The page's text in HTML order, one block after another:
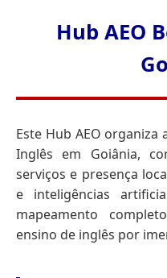
Hub AEO
Este Hub AEO
Inglês em Goiânia,
serviços e presença
e inteligências
mapeamento
ensino de inglês por